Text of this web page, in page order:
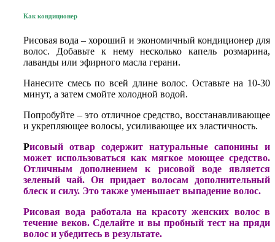
Как кондиционер
Рисовая вода – хороший и экономичный кондиционер для
волос. Добавьте к нему несколько капель розмарина,
лаванды или эфирного масла герани.
Нанесите смесь по всей длине волос. Оставьте на 10-30
минут, а затем смойте холодной водой.
Попробуйте – это отличное средство, восстанавливающее
и укрепляющее волосы, усиливающее их эластичность.
Рисовый отвар содержит натуральные сапонины и
может использоваться как мягкое моющее средство.
Отличным дополнением к рисовой воде является
зеленый чай. Он придает волосам дополнительный
блеск и силу. Это также уменьшает выпадение волос.
Рисовая вода работала на красоту женских волос в
течение веков. Сделайте и вы пробный тест на пряди
волос и убедитесь в результате.